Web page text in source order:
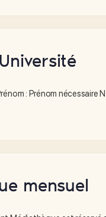
: Prénom
mensuel